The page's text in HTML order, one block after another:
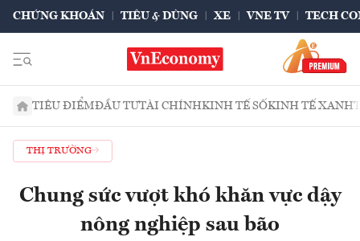
CHỨNG KHOÁN TIÊU & DÙNG XE VNE TV TECH
TIÊU ĐIỂMĐẦU TƯTÀI CHÍNHKINH TẾ SỐKINH TẾ XANH
THỊ TRƯỜNG
Chung sức vượt khó khăn vực dậy
nông nghiệp sau bão